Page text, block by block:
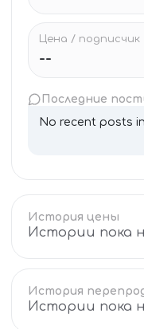
Цена / подписчик
--
Последние
No recent posts
История цены
Истории пока
История
Истории пока